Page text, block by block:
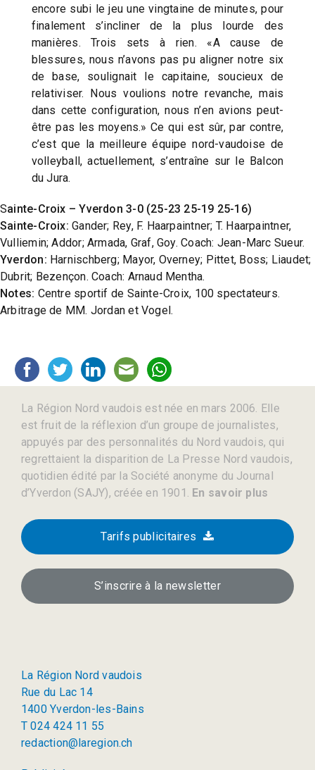
encore subi le jeu une vingtaine de minutes, pour
finalement s’incliner de la plus lourde des
manières. Trois sets à rien. «A cause de
blessures, nous n’avons pas pu aligner notre six
de base, soulignait le capitaine, soucieux de
relativiser. Nous voulions notre revanche, mais
dans cette configuration, nous n’en avions peut-
être pas les moyens.» Ce qui est sûr, par contre,
c’est que la meilleure équipe nord-vaudoise de
volleyball, actuellement, s’entraîne sur le Balcon
du Jura.
Sainte-Croix – Yverdon 3-0 (25-23 25-19 25-16)
Sainte-Croix:Gander; Rey, F. Haarpaintner; T. Haarpaintner,
Vulliemin; Addor; Armada, Graf, Goy. Coach: Jean-Marc Sueur.
Yverdon: Harnischberg; Mayor, Overney; Pittet, Boss; Liaudet;
Dubrit; Bezençon. Coach: Arnaud Mentha.
Notes: Centre sportif de Sainte-Croix, 100 spectateurs.
Arbitrage de MM. Jordan et Vogel.
La Région Nord vaudois est née en mars 2006. Elle
est fruit de la réflexion d’un groupe de journalistes,
appuyés par des personnalités du Nord vaudois, qui
regrettaient la disparition de La Presse Nord vaudois,
quotidien édité par la Société anonyme du Journal
d’Yverdon (SAJY), créée en 1901. En savoir plus
Tarifs publicitaires
S’inscrire à la newsletter
La Région Nord vaudois
Rue du Lac 14
1400 Yverdon-les-Bains
T 024 424 11 55
redaction@laregion.ch